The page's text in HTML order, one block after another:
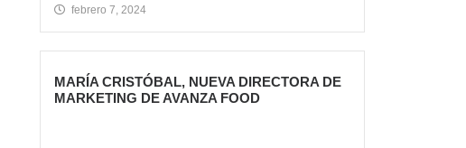
febrero 7, 2024
MARÍA CRISTÓBAL, NUEVA DIRECTORA DE
MARKETING DE AVANZA FOOD